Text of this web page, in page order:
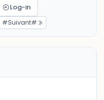
Log-in
#Suivant#